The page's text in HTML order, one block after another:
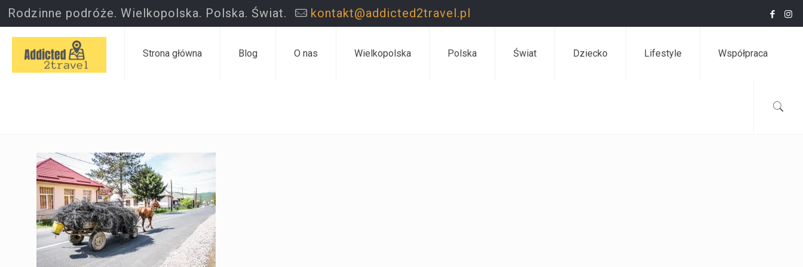
Rodzinne podróże. Wielkopolska. Polska. Świat. kontakt@addicted2travel.pl
Strona główna Blog O nas Wielkopolska Polska Świat Dziecko Lifestyle Współpraca